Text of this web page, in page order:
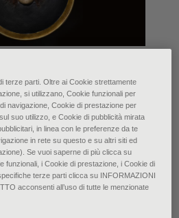
italiana del
Bardi • Marzo 2026
non vuole
terze parti. Oltre ai Cookie strettamente
si utilizzano, Cookie funzionali per
navigazione, Cookie di prestazione per
suo utilizzo, e Cookie di pubblicità mirata
in linea con le preferenze da te
in rete su questo e su altri siti ed
Se vuoi saperne di più clicca su
funzionali, i Cookie di prestazione, i Cookie di
terze parti clicca su INFORMAZIONI
acconsenti all’uso di tutte le menzionate